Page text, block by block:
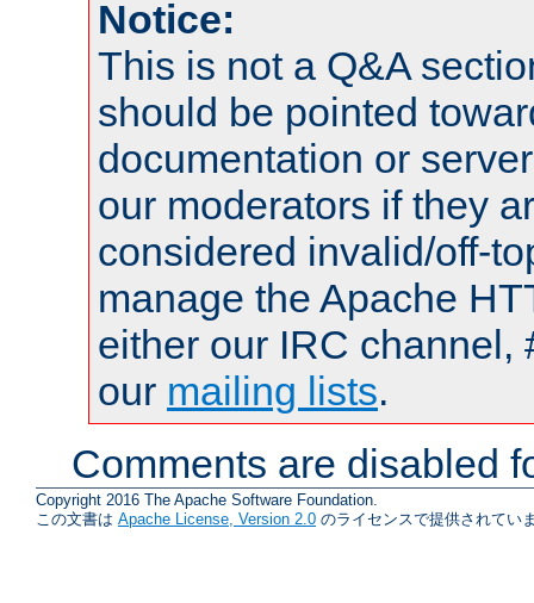
Notice:
This is not a Q&A
should be pointed
documentation or
our moderators if they
considered invalid/off-
manage the Apache
either our IRC channel,
our mailing lists.
Comments are disabled
Copyright 2016 The Apache Software Foundation.
この文書は Apache License, Version 2.0 のライセンスで提供されてい